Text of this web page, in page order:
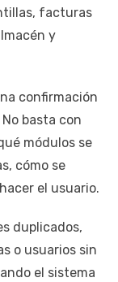
facturas
y
confirmación
basta con
módulos se
cómo se
el usuario.
duplicados,
o usuarios sin
el sistema